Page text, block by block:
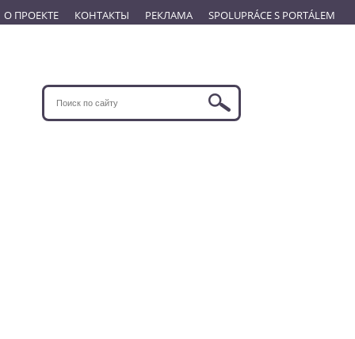
О ПРОЕКТЕ КОНТАКТЫ РЕКЛАМА SPOLUPRÁCE S PORTÁLEM